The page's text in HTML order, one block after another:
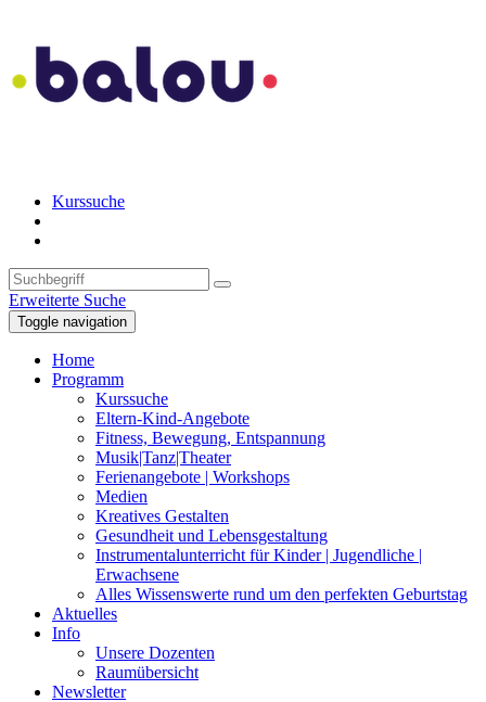
Kurssuche
Erweiterte Suche
Toggle navigation
Home
Programm
Kurssuche
Eltern-Kind-Angebote
Fitness, Bewegung, Entspannung
Musik|Tanz|Theater
Ferienangebote | Workshops
Medien
Kreatives Gestalten
Gesundheit und Lebensgestaltung
Instrumentalunterricht für Kinder | Jugendliche |
Erwachsene
Alles Wissenswerte rund um den perfekten Geburtstag
Aktuelles
Info
Unsere Dozenten
Raumübersicht
Newsletter